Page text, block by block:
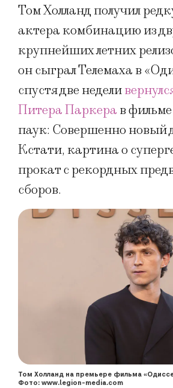
Том Холланд получил
актера комбинацию из
крупнейших летних
он сыграл Телемаха в
спустя две недели
Питера Паркера в
паук: Совершенно новый
Кстати, картина о
прокат с рекордных
сборов.
Том Холланд на премьере фильма
Фото: www.legion-media.com